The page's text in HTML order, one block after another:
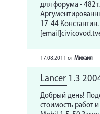
для форума -
17-44
17.08.2011 отМихаил
Lancer 1.3
Добрый день!
стоимость работ